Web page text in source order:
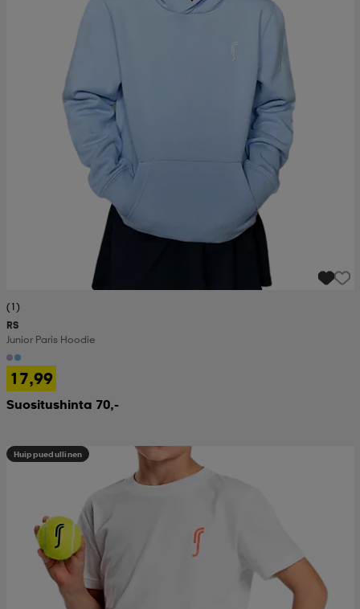
(1)
RS
Junior Paris Hoodie
17,99
Suositushinta 70,-
Huippuedullinen